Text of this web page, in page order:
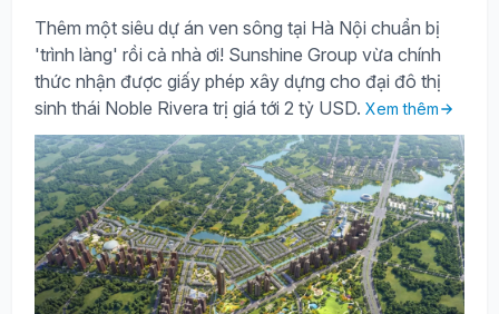
Thêm một siêu dự án ven sông tại Hà Nội chuẩn bị
'trình làng' rồi cả nhà ơi! Sunshine Group vừa chính
thức nhận được giấy phép xây dựng cho đại đô thị
sinh thái Noble Rivera trị giá tới 2 tỷ USD. Xem thêm